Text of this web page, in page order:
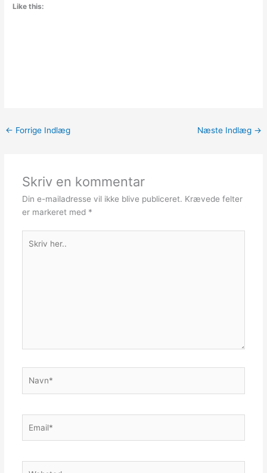
Like this:
← Forrige Indlæg Næste Indlæg →
Skriv en kommentar
Din e-mailadresse vil ikke blive publiceret. Krævede felter
er markeret med *
her..